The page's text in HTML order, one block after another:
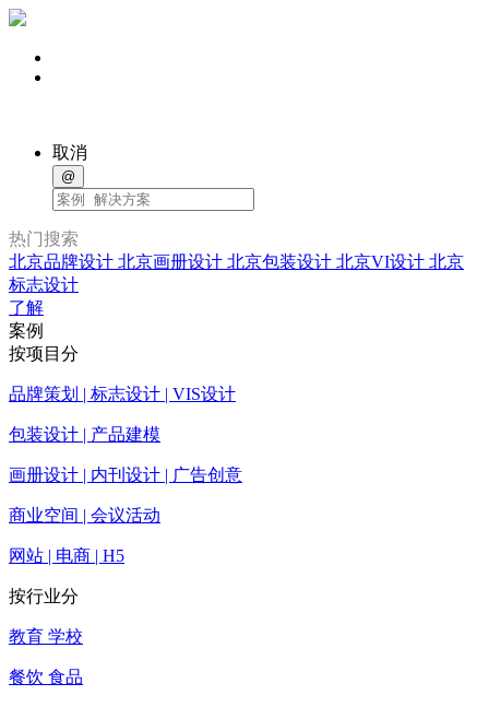
取消
@
热门搜索
北京品牌设计 北京画册设计 北京包装设计 北京VI设计 北京
标志设计
了解
案例
按项目分
品牌策划 | 标志设计 | VIS设计
包装设计 | 产品建模
画册设计 | 内刊设计 | 广告创意
商业空间 | 会议活动
网站 | 电商 | H5
按行业分
教育 学校
餐饮 食品